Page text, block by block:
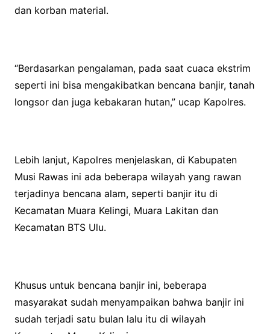
dan korban material.
“Berdasarkan pengalaman, pada saat cuaca ekstrim
seperti ini bisa mengakibatkan bencana banjir, tanah
longsor dan juga kebakaran hutan,” ucap Kapolres.
Lebih lanjut, Kapolres menjelaskan, di Kabupaten
Musi Rawas ini ada beberapa wilayah yang rawan
terjadinya bencana alam, seperti banjir itu di
Kecamatan Muara Kelingi, Muara Lakitan dan
Kecamatan BTS Ulu.
Khusus untuk bencana banjir ini, beberapa
masyarakat sudah menyampaikan bahwa banjir ini
sudah terjadi satu bulan lalu itu di wilayah